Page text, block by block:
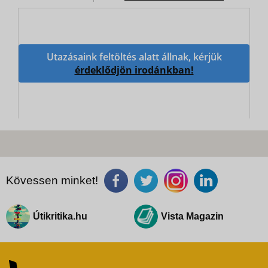
Utazásaink feltöltés alatt állnak, kérjük
érdeklődjön irodánkban!
Kövessen minket!
Útikritika.hu Vista Magazin